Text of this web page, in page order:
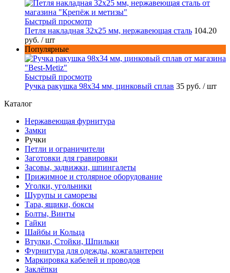
Быстрый просмотр
Петля накладная 32х25 мм, нержавеющая сталь 104.20
руб. / шт
Популярные
Быстрый просмотр
Ручка ракушка 98x34 мм, цинковый сплав 35 руб. / шт
Каталог
Нержавеющая фурнитура
Замки
Ручки
Петли и ограничители
Заготовки для гравировки
Засовы, задвижки, шпингалеты
Прижимное и столярное оборудование
Уголки, угольники
Шурупы и саморезы
Тара, ящики, боксы
Болты, Винты
Гайки
Шайбы и Кольца
Втулки, Стойки, Шпильки
Фурнитура для одежды, кожгалантереи
Маркировка кабелей и проводов
Заклёпки